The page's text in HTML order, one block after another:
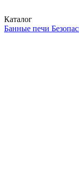
Каталог
Банные печи